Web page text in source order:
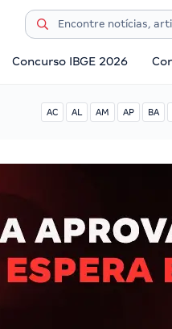
Concurso IBGE 2026
AC AL AM AP BA